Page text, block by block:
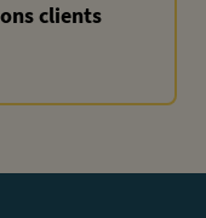
clients